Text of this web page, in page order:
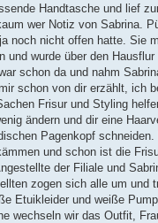
Handtasche und lief
wer Notiz von Sabrina.
noch nicht offen hatte. Sie
und wurde über den
schon da und nahm
schon von dir erzählt, ich
Frisur und Styling
ändern und dir eine
Pagenkopf
und schon ist die
der Filiale und
zogen sich alle um und
Etuikleider und weiße
wechseln wir das Outfit,